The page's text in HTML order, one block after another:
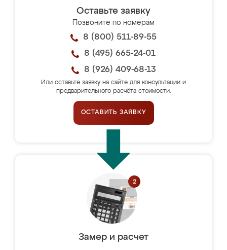
Оставьте заявку
Позвоните по номерам
8 (800) 511-89-55
8 (495) 665-24-01
8 (926) 409-68-13
Или оставьте заявку на сайте для консультации и
предварительного расчёта стоимости.
ОСТАВИТЬ ЗАЯВКУ
Замер и расчет